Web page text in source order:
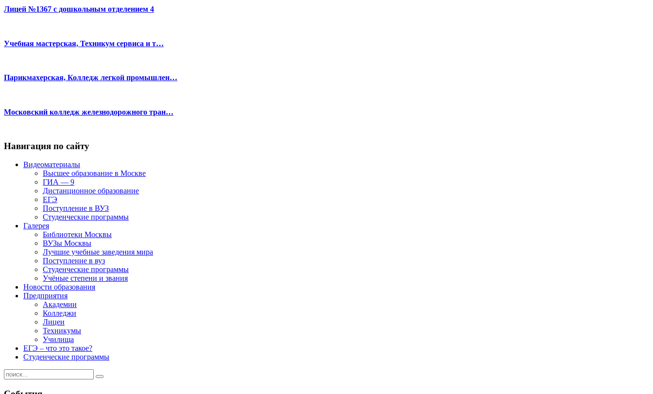
Лицей №1367 с дошкольным отделением 4
Учебная мастерская, Техникум сервиса и т…
Парикмахерская, Колледж легкой промышлен…
Московский колледж железнодорожного тран…
Навигация по сайту
Видеоматериалы
Высшее образование в Москве
ГИА — 9
Дистанционное образование
ЕГЭ
Поступление в ВУЗ
Студенческие программы
Галерея
Библиотеки Москвы
ВУЗы Москвы
Лучшие учебные заведения мира
Поступление в вуз
Студенческие программы
Учёные степени и звания
Новости образования
Предприятия
Академии
Колледжи
Лицеи
Техникумы
Училища
ЕГЭ – что это такое?
Студенческие программы